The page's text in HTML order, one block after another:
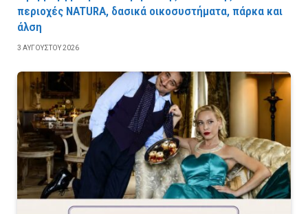
περιοχές NATURA, δασικά οικοσυστήματα, πάρκα και
άλση
3 ΑΥΓΟΎΣΤΟΥ 2026